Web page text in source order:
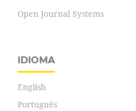
Open Journal Systems
IDIOMA
English
Português